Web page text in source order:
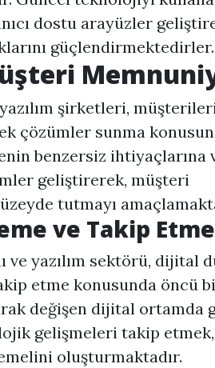
dostu arayüzler
güçlendirmektedirler.
şirketleri,
çözümler sunma
benzersiz ihtiyaçlarına
geliştirerek, müşteri
tutmayı
ve Takip Etme
ve yazılım sektörü, dijital
etme konusunda öncü
değişen dijital ortamda
gelişmeleri takip
oluşturmaktadır.